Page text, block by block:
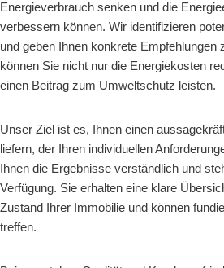
Energieverbrauch senken und die
verbessern können. Wir identifizieren
und geben Ihnen konkrete Empfehlungen
können Sie nicht nur die Energiekosten
einen Beitrag zum Umweltschutz leisten.
Unser Ziel ist es, Ihnen einen
liefern, der Ihren individuellen
Ihnen die Ergebnisse verständlich und
Verfügung. Sie erhalten eine klare
Zustand Ihrer Immobilie und können
treffen.